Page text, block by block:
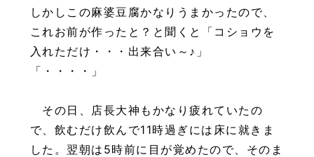
しかしこの麻婆豆腐かなりうまかったので、
これお前が作ったと？と聞くと「コショウを
入れただけ・・・出来合い～♪」
「・・・・」
その日、店長大神もかなり疲れていたの
で、飲むだけ飲んで11時過ぎには床に就きま
した。翌朝は5時前に目が覚めたので、そのま